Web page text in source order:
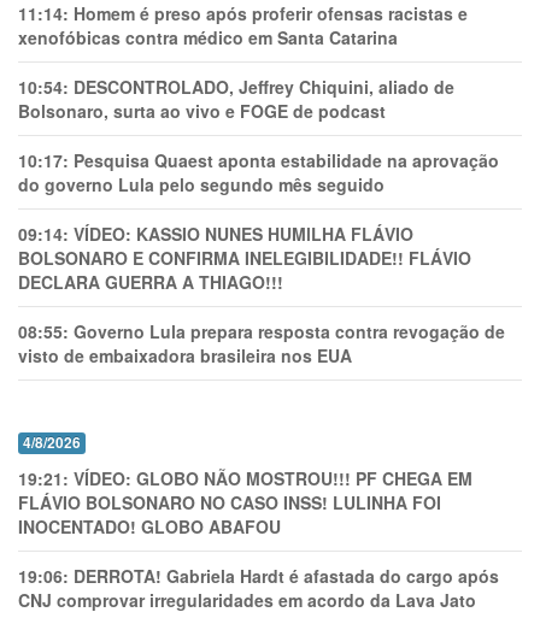
11:14: Homem é preso após proferir ofensas racistas e
xenofóbicas contra médico em Santa Catarina
10:54: DESCONTROLADO, Jeffrey Chiquini, aliado de
Bolsonaro, surta ao vivo e FOGE de podcast
10:17: Pesquisa Quaest aponta estabilidade na aprovação
do governo Lula pelo segundo mês seguido
09:14: VÍDEO: KASSIO NUNES HUMlLHA FLÁVIO
BOLSONARO E CONFIRMA INELEGIBILIDADE!! FLÁVIO
DECLARA GUERRA A THIAGO!!!
08:55: Governo Lula prepara resposta contra revogação de
visto de embaixadora brasileira nos EUA
4/8/2026
19:21: VÍDEO: GLOBO NÃO MOSTROU!!! PF CHEGA EM
FLÁVIO BOLSONARO NO CASO INSS! LULINHA FOI
INOCENTADO! GLOBO ABAFOU
19:06: DERROTA! Gabriela Hardt é afastada do cargo após
CNJ comprovar irregularidades em acordo da Lava Jato